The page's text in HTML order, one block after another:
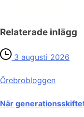
Relaterade inlägg
3 augusti 2026
Örebro­bloggen
När